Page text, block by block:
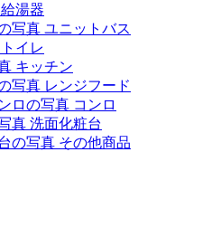
給湯器
ユニットバス
トイレ
キッチン
レンジフード
コンロ
洗面化粧台
その他商品